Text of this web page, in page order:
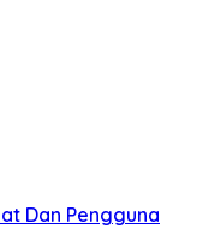
Dan Pengguna